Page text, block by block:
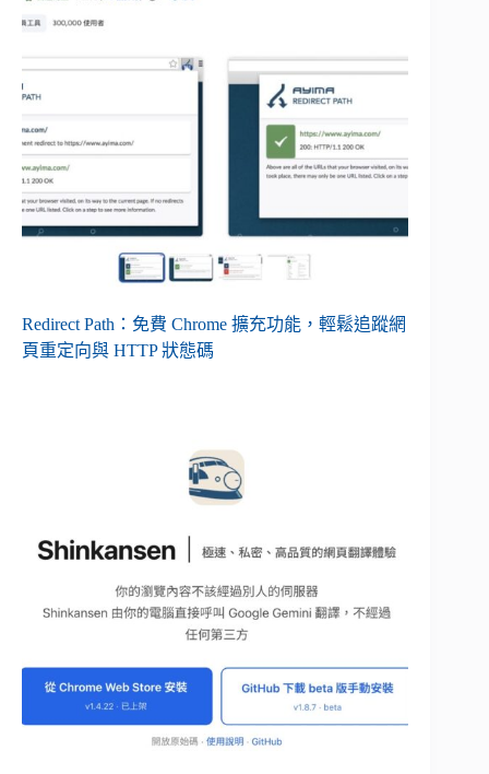
Redirect Path：免費 Chrome 擴充功能，輕鬆追蹤網
頁重定向與 HTTP 狀態碼